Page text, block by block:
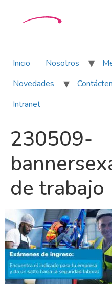
Inicio Nosotros
Novedades
Intranet
230509-
de trabajo